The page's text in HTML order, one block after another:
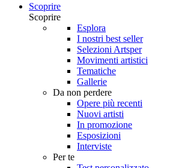
Scoprire
Scoprire
Esplora
I nostri best seller
Selezioni Artsper
Movimenti artistici
Tematiche
Gallerie
Da non perdere
Opere più recenti
Nuovi artisti
In promozione
Esposizioni
Interviste
Per te